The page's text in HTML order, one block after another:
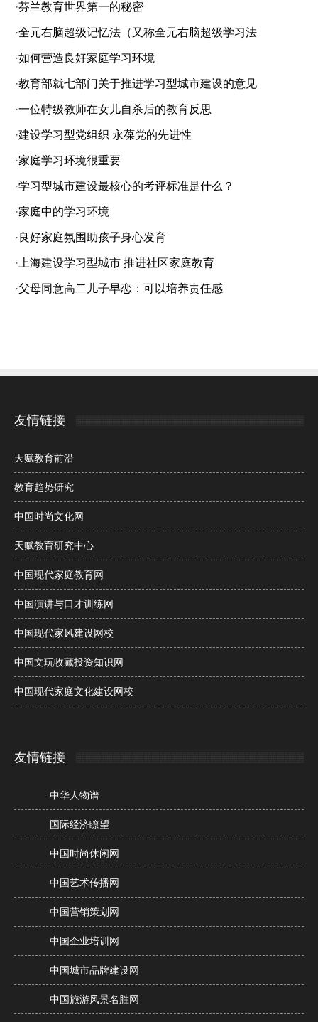
·芬兰教育世界第一的秘密
·全元右脑超级记忆法（又称全元右脑超级学习法
·如何营造良好家庭学习环境
·教育部就七部门关于推进学习型城市建设的意见
·一位特级教师在女儿自杀后的教育反思
·建设学习型党组织 永葆党的先进性
·家庭学习环境很重要
·学习型城市建设最核心的考评标准是什么？
·家庭中的学习环境
·良好家庭氛围助孩子身心发育
· 上海建设学习型城市 推进社区家庭教育
·父母同意高二儿子早恋：可以培养责任感
友情链接
天赋教育前沿
教育趋势研究
中国时尚文化网
天赋教育研究中心
中国现代家庭教育网
中国演讲与口才训练网
中国现代家风建设网校
中国文玩收藏投资知识网
中国现代家庭文化建设网校
友情链接
中华人物谱
国际经济瞭望
中国时尚休闲网
中国艺术传播网
中国营销策划网
中国企业培训网
中国城市品牌建设网
中国旅游风景名胜网